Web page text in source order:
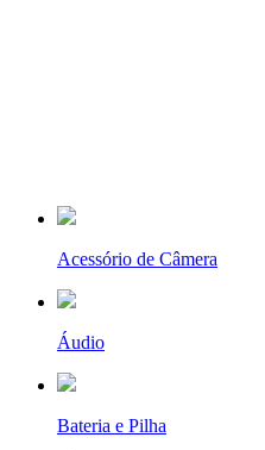
Acessório de Câmera
Áudio
Bateria e Pilha